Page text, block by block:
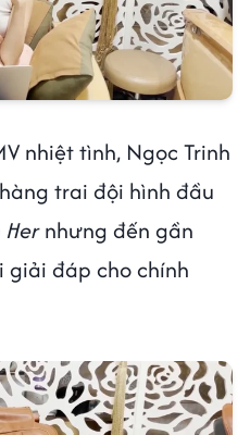
nhiệt tình, Ngọc Trinh
trai đội hình đầu
nhưng đến gần
giải đáp cho chính